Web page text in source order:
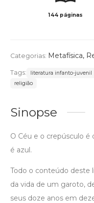
144 páginas
Categorias: Metafísica,
Tags: literatura infanto-juvenil
religião
Sinopse
O Céu e o crepúsculo é
é azul.
Todo o conteúdo deste
da vida de um garoto,
seus doze anos em